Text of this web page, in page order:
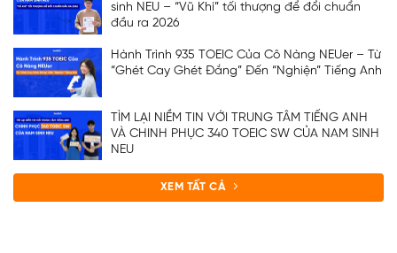
sinh NEU – “Vũ Khí” tối thượng để đổi chuẩn
đầu ra 2026
Hành Trình 935 TOEIC Của Cô Nàng NEUer – Từ
“Ghét Cay Ghét Đắng” Đến “Nghiện” Tiếng Anh
TÌM LẠI NIỀM TIN VỚI TRUNG TÂM TIẾNG ANH
VÀ CHINH PHỤC 340 TOEIC SW CỦA NAM SINH
NEU
XEM TẤT CẢ